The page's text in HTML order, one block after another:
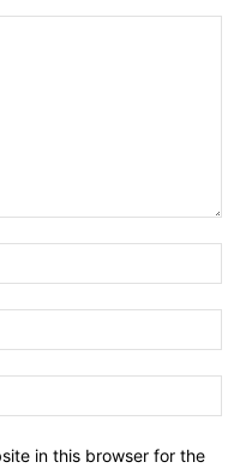
in this browser for the